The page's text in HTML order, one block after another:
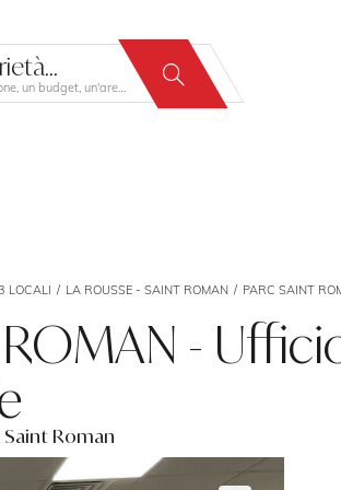
LOCALI LA ROUSSE - SAINT ROMAN PARC SAINT
ROMAN -
Saint Roman